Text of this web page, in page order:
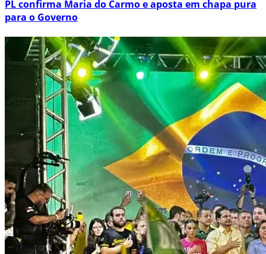
PL confirma Maria do Carmo e aposta em chapa pura
para o Governo